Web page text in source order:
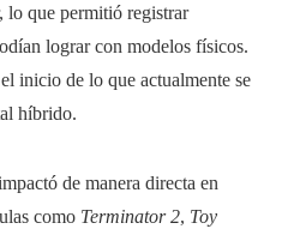
lo que permitió registrar
lograr con modelos físicos.
inicio de lo que actualmente se
híbrido.
de manera directa en
como Terminator 2, Toy